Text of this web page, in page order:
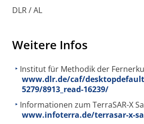
DLR / AL
Weitere Infos
Institut für Methodik der
www.dlr.de/caf/
5279/8913_read-16239/
Informationen zum TerraSAR-X
www.infoterra.de/terrasar-x-